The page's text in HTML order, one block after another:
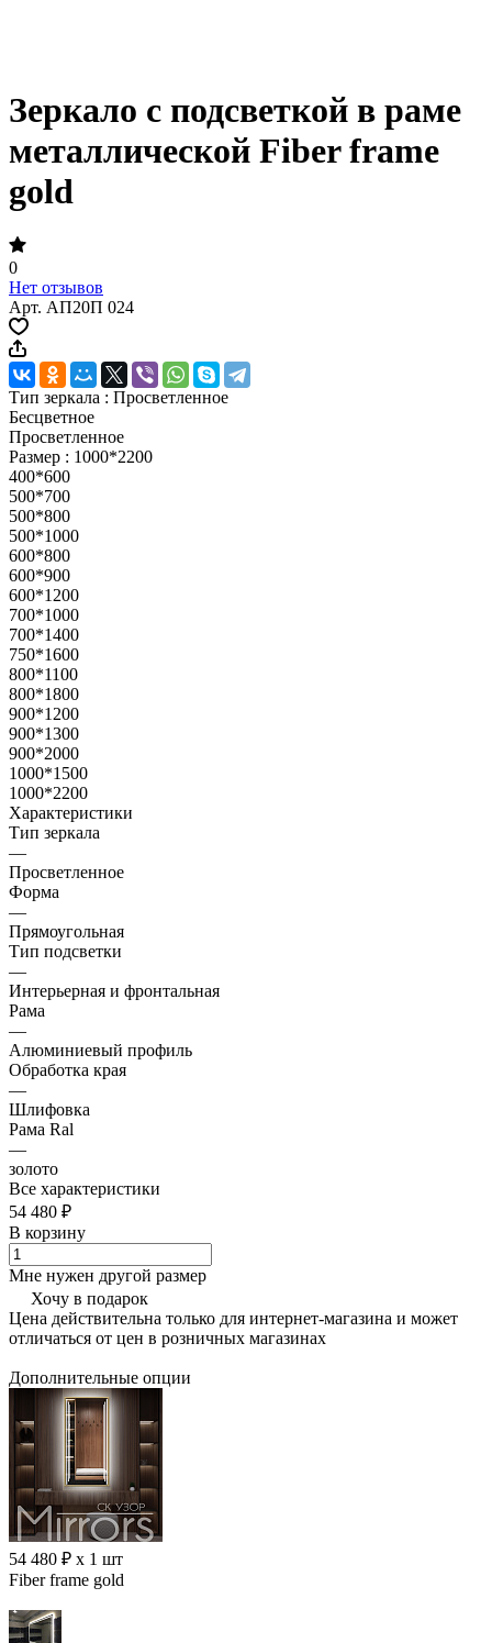
Зеркало с подсветкой в раме
металлической Fiber frame
gold
0
Нет отзывов
Арт. АП20П 024
Тип зеркала : Просветленное
Бесцветное
Просветленное
Размер : 1000*2200
400*600
500*700
500*800
500*1000
600*800
600*900
600*1200
700*1000
700*1400
750*1600
800*1100
800*1800
900*1200
900*1300
900*2000
1000*1500
1000*2200
Характеристики
Тип зеркала
—
Просветленное
Форма
—
Прямоугольная
Тип подсветки
—
Интерьерная и фронтальная
Рама
—
Алюминиевый профиль
Обработка края
—
Шлифовка
Рама Ral
—
золото
Все характеристики
54 480 ₽
В корзину
Мне нужен другой размер
Хочу в подарок
Цена действительна только для интернет-магазина и может
отличаться от цен в розничных магазинах
Дополнительные опции
54 480 ₽ x 1 шт
Fiber frame gold